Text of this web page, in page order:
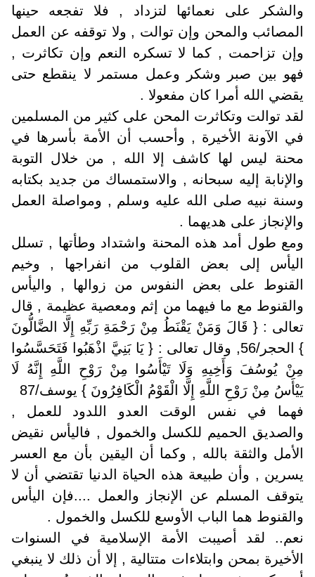
والشكر على نعمائها لتزداد , فلا تفجعه حينها
المصائب والمحن وإن توالت , ولا توقفه عن العمل
وإن تزاحمت , كما لا تسكره النعم وإن تكاثرت ,
فهو بين صبر وشكر وعمل مستمر لا ينقطع حتى
يقضي الله أمرا كان مفعولا .
لقد توالت وتكاثرت المحن على كثير من المسلمين
في الآونة الأخيرة , وأحسب أن الأمة بأسرها في
محنة ليس لها كاشف إلا الله , من خلال التوبة
والإنابة إليه سبحانه , والاستمساك من جديد بكتابه
وسنة نبيه صلى الله عليه وسلم , ومواصلة العمل
والإنجاز على هديهما .
ومع طول أمد هذه المحنة واشتداد وطأتها , تسلل
اليأس إلى بعض القلوب من انفراجها , وخيم
القنوط على بعض النفوس من زوالها , واليأس
والقنوط مع ما فيهما من إثم ومعصية عظيمة , قال
تعالى : { قَالَ وَمَنْ يَقْنَطُ مِنْ رَحْمَةِ رَبِّهِ إِلَّا الضَّالُّونَ
} الحجر/56, وقال تعالى : { يَا بَنِيَّ اذْهَبُوا فَتَحَسَّسُوا
مِنْ يُوسُفَ وَأَخِيهِ وَلَا تَيْأَسُوا مِنْ رَوْحِ اللَّهِ إِنَّهُ لَا
يَيْأَسُ مِنْ رَوْحِ اللَّهِ إِلَّا الْقَوْمُ الْكَافِرُونَ } يوسف/87
فهما في نفس الوقت العدو اللدود للعمل ,
والصديق الحميم للكسل والخمول , فاليأس نقيض
الأمل والثقة بالله , وكما أن اليقين بأن مع العسر
يسرين , وأن طبيعة هذه الحياة الدنيا تقتضي أن لا
يتوقف المسلم عن الإنجاز والعمل ....فإن اليأس
والقنوط هما الباب الأوسع للكسل والخمول .
نعم.. لقد أصيبت الأمة الإسلامية في السنوات
الأخيرة بمحن وابتلاءات متتالية , إلا أن ذلك لا ينبغي